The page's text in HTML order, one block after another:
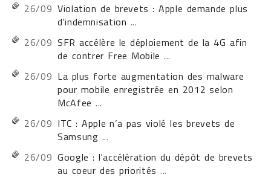
26/09 Violation de brevets : Apple demande plus
d'indemnisation ...
26/09 SFR accélère le déploiement de la 4G afin
de contrer Free Mobile ...
26/09 La plus forte augmentation des malware
pour mobile enregistrée en 2012 selon
McAfee...
26/09 ITC : Apple n’a pas violé les brevets de
Samsung ...
26/09 Google : l'accélération du dépôt de brevets
au coeur des priorités ...